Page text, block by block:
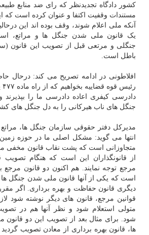
کشور دادگاه تجدیدنظر که رای ضد منابع
آنکه ملی اعلام شوند، وقف بوده اند این
یک قانون ملی شدن جنگل ها و مراتع،
باطل است.
افلاطونی در ادامه تصریح می کند: درحال
دادرسی کیفری اعاده دادرسی ما را بپذیرند
جنگل های ناب هیرکانی را به دل جنگل های
مدیرکل دفتر حقوقی سازمان جنگل ها، مراتع
انتها می گوید: مشکل اصلی ما در حوزه
متجاوزانی است که پشت نقاب قانون مخفی
از قانونگذاران این است که هنگام تصویب
مرجع توجه نمایند. هم اکنون دو قانون
است که یکی از آنها قانون ملی شدن جنگل
دیگری قانون حفاظت و بهره برداری. اگر
قوانین مرجع، قانون های دیگر نوشته شود
متولی استعلام شود و نظر آنها هم در
شود. برای مثال بعد از تصویب این دو قانون
ها، قانون بهره برداری از معادن تصویب